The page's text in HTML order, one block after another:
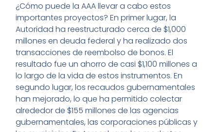
¿Cómo puede la AAA llevar a cabo estos
importantes proyectos? En primer lugar, la
Autoridad ha reestructurado cerca de $1,000
millones en deuda federal y ha realizado dos
transacciones de reembolso de bonos. El
resultado fue un ahorro de casi $1,100 millones a
lo largo de la vida de estos instrumentos. En
segundo lugar, los recaudos gubernamentales
han mejorado, lo que ha permitido colectar
alrededor de $155 millones de las agencias
gubernamentales, las corporaciones públicas y